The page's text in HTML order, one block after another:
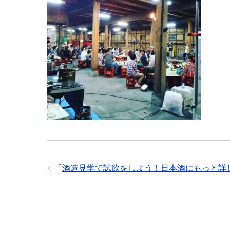
「 酒造見学で試飲をしよう！日本酒にもっと詳